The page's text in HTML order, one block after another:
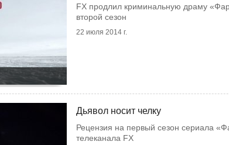
FX продлил криминальную драму
второй сезон
22 июля 2014 г.
Дьявол носит челку
Рецензия на первый сезон сериала
телеканала FX